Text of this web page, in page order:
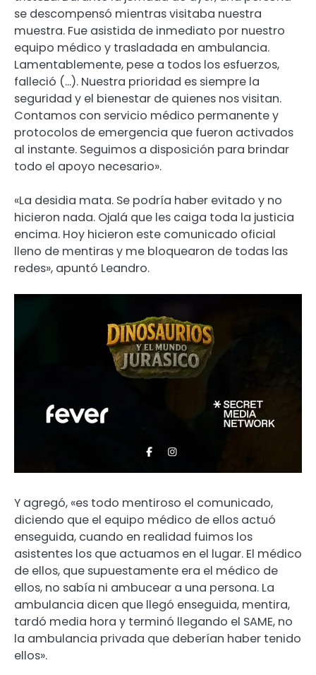
se descompensó mientras visitaba nuestra
muestra. Fue asistida de inmediato por nuestro
equipo médico y trasladada en ambulancia.
Lamentablemente, pese a todos los esfuerzos,
falleció (…). Nuestra prioridad es siempre la
seguridad y el bienestar de quienes nos visitan.
Contamos con servicio médico permanente y
protocolos de emergencia que fueron activados
al instante. Seguimos a disposición para brindar
todo el apoyo necesario».
«La desidia mata. Se podría haber evitado y no
hicieron nada. Ojalá que les caiga toda la justicia
encima. Hoy hicieron este comunicado oficial
lleno de mentiras y me bloquearon de todas las
redes», apuntó Leandro.
Y agregó, «es todo mentiroso el comunicado,
diciendo que el equipo médico de ellos actuó
enseguida, cuando en realidad fuimos los
asistentes los que actuamos en el lugar. El médico
de ellos, que supuestamente era el médico de
ellos, no sabía ni ambucear a una persona. La
ambulancia dicen que llegó enseguida, mentira,
tardó media hora y terminó llegando el SAME, no
la ambulancia privada que deberían haber tenido
ellos».